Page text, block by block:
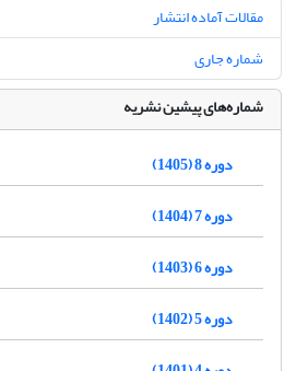
مقالات آماده انتشار
شماره جاری
شماره‌های پیشین نشریه
دوره 8 (1405)
دوره 7 (1404)
دوره 6 (1403)
دوره 5 (1402)